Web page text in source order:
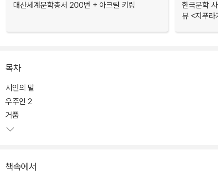
대산세계문학총서 200번 + 아크릴 키링
한국문학
뷰 <지푸라
목차
시인의 말
우주인 2
거품
책속에서